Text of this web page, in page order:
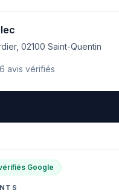
02100 Saint-Quentin
avis vérifiés
Google